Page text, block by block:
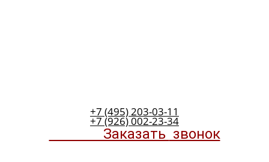
+7 (495) 203-03-11
+7 (926) 002-23-34
Заказать звонок